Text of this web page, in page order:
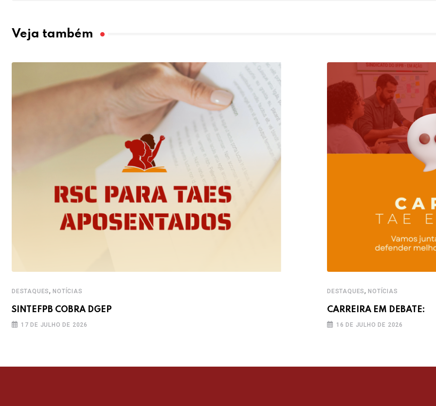
Veja também
DESTAQUES,NOTÍCIAS
SINTEFPB COBRA DGEP
17 DE JULHO DE 2026
DESTAQUES,NOTÍCIAS
CARREIRA EM DEBATE:
16 DE JULHO DE 2026